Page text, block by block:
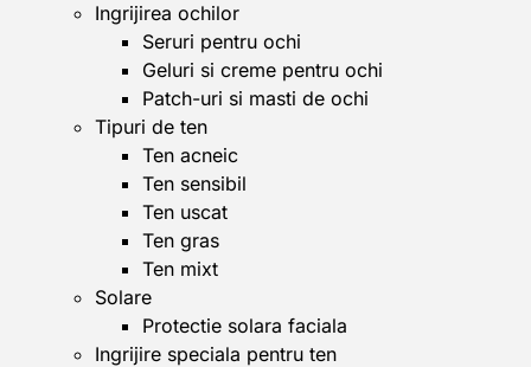
Ingrijirea ochilor
Seruri pentru ochi
Geluri si creme pentru ochi
Patch-uri si masti de ochi
Tipuri de ten
Ten acneic
Ten sensibil
Ten uscat
Ten gras
Ten mixt
Solare
Protectie solara faciala
Ingrijire speciala pentru ten